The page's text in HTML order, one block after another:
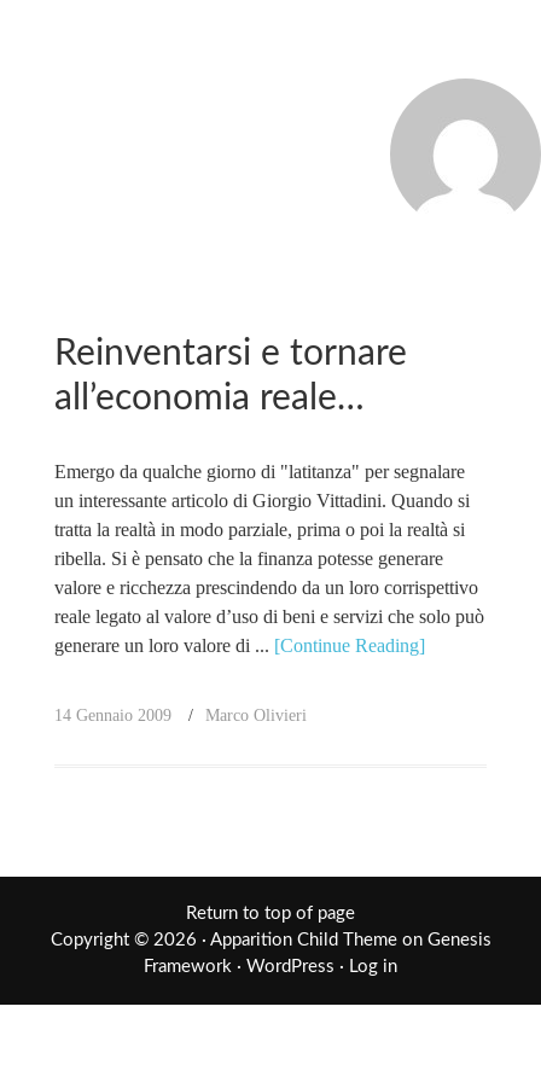
Reinventarsi e tornare
all’economia reale…
Emergo da qualche giorno di "latitanza" per segnalare
un interessante articolo di Giorgio Vittadini. Quando si
tratta la realtà in modo parziale, prima o poi la realtà si
ribella. Si è pensato che la finanza potesse generare
valore e ricchezza prescindendo da un loro corrispettivo
reale legato al valore d’uso di beni e servizi che solo può
generare un loro valore di ... [Continue Reading]
14 Gennaio 2009 Marco Olivieri
Return to top of page
Copyright © 2026 · Apparition Child Themeon Genesis
Framework · WordPress · Log in